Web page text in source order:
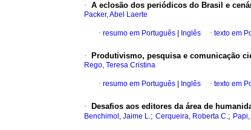
· A eclosão dos periódicos do Brasil e
Packer, Abel Laerte
· resumo em Português Inglês · texto em
· Produtivismo, pesquisa e comunicação
Rego, Teresa Cristina
· resumo em Português Inglês · texto em
· Desafios aos editores da área de
Benchimol, Jaime L.; Cerqueira, Roberta C.;